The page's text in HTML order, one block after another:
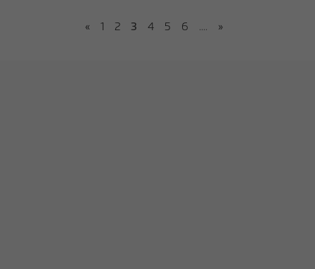
« 1 2 3 4 5 6 .... »